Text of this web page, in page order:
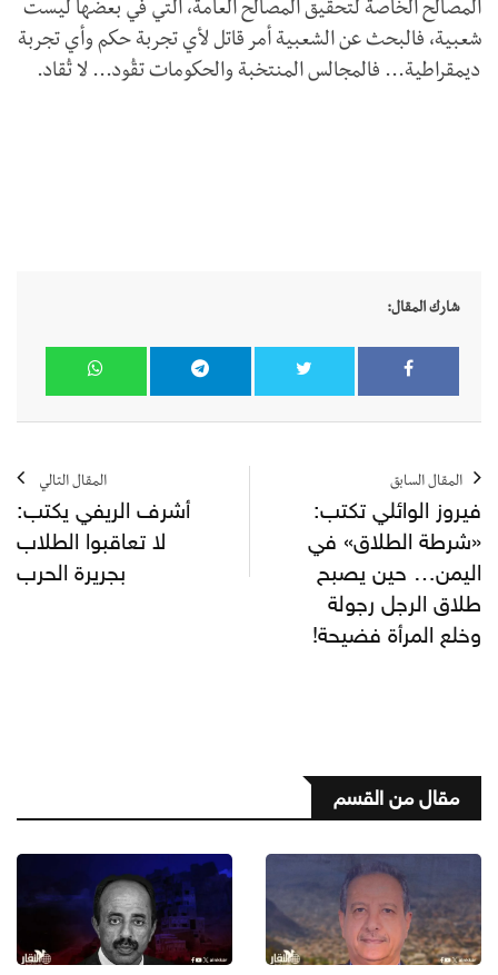
المصالح الخاصة لتحقيق المصالح العامة، التي في بعضها ليست
شعبية، فالبحث عن الشعبية أمر قاتل لأي تجربة حكم وأي تجربة
ديمقراطية... فالمجالس المنتخبة والحكومات تقُود... لا تُقاد.
شارك المقال:
المقال السابق
فيروز الوائلي تكتب:
«شرطة الطلاق» في
اليمن… حين يصبح
طلاق الرجل رجولة
وخلع المرأة فضيحة!
المقال التالي
أشرف الريفي يكتب:
لا تعاقبوا الطلاب
بجريرة الحرب
مقال من القسم